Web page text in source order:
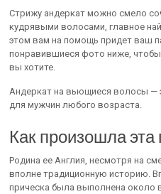
Стрижу андеркат можно смело
кудрявыми волосами, главное
этом вам на помощь придет ваш
понравившиеся фото ниже, чтобы
вы хотите.
Андеркат на вьющиеся волосы —
для мужчин любого возраста.
Как произошла эта
Родина ее Англия, несмотря на
вполне традиционную историю.
прическа была выполнена около